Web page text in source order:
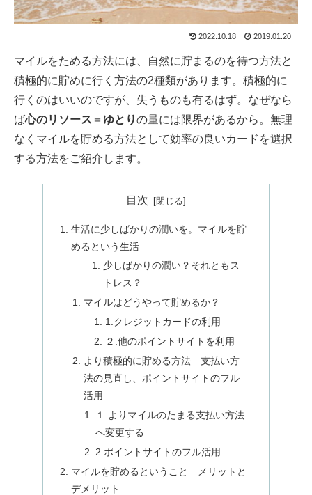
2022.10.18 2019.01.20
マイルをためる方法には、自然に貯まるのを待つ方法と
積極的に貯めに行く方法の2種類があります。積極的に
行くのはいいのですが、失うものも有るはず。なぜなら
ば心のリソース ＝ ゆとりの量には限界があるから。無理
なくマイルを貯める方法として効率の良いカードを選択
する方法をご紹介します。
目次
生活に少しばかりの潤いを。マイルを貯
めるという生活
少しばかりの潤い？それともス
トレス？
マイルはどうやって貯めるか？
1.クレジットカードの利用
２.他のポイントサイトを利用
より積極的に貯める方法 支払い方
法の見直し、ポイントサイトのフル
活用
１.よりマイルのたまる支払い方法
へ変更する
2.ポイントサイトのフル活用
マイルを貯めるということ メリットと
デメリット